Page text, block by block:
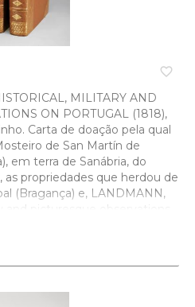
favorite_border
MILITARY AND
ON PORTUGAL (1818),
Carta de doação pela qual
de San Martín de
em terra de Sanábria, do
as propriedades que herdou de
(Bragança) e, LANDMANN,
and picturesque observations
five coloured plates,
the sieges and battles fought